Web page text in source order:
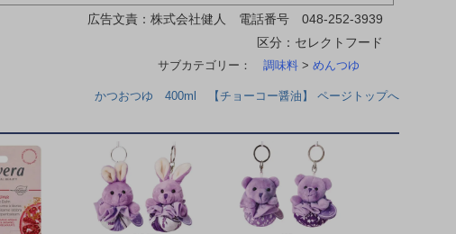
広告文責：株式会社健人 電話番号 048-252-3939
区分：セレクトフード
サブカテゴリー： 調味料> めんつゆ
かつおつゆ 400ml 【チョーコー醤油】 ページトップへ